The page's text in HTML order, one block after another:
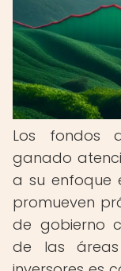
Los fondos
ganado
a su enfoque
promueven
de gobierno
de las